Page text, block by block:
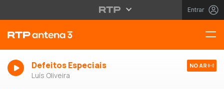
Entrar
Defeitos Especiais
Luís Oliveira
NO AR